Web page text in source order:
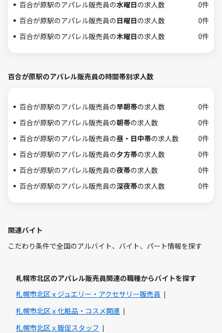
百合が原駅のアパレル販売員の水曜日の求人数
0件
百合が原駅のアパレル販売員の日曜日の求人数
0件
百合が原駅のアパレル販売員の木曜日の求人数 0件
百合が原駅のアパレル販売員の時間帯別求人数
百合が原駅のアパレル販売員の早朝帯の求人数
0件
百合が原駅のアパレル販売員の朝帯の求人数
0件
百合が原駅のアパレル販売員の昼・日中帯の求人数
0件
百合が原駅のアパレル販売員の夕方帯の求人数
0件
百合が原駅のアパレル販売員の夜帯の求人数
0件
百合が原駅のアパレル販売員の深夜帯の求人数 0件
関連バイト
こだわり条件で全国のアルバイト、バイト、パート情報を探す
札幌市北区のアパレル販売員関連の職種からバイトを探す
札幌市北区ｘジュエリー・アクセサリー販売員
札幌市北区ｘ化粧品・コスメ関連
札幌市北区ｘ販促スタッフ